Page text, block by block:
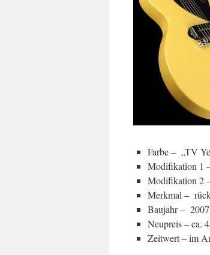
Farbe – „TV
Modifikation 1
Modifikation 2
Merkmal –
Baujahr –
Neupreis – ca.
Zeitwert – im